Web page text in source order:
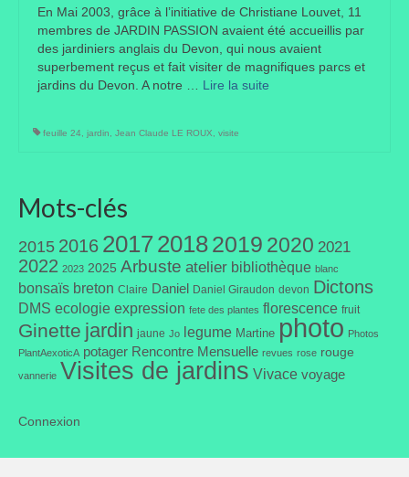
Règlement Intérieur – Statuts et cotisation JPL
2016/17
Où trouver le local de JPL ?
En Mai 2003, grâce à l’initiative de Christiane Louvet, 11
membres de JARDIN PASSION avaient été accueillis par
des jardiniers anglais du Devon, qui nous avaient
superbement reçus et fait visiter de magnifiques parcs et
jardins du Devon. A notre … Lire la suite­­
feuille 24 jardin Jean Claude LE ROUX visite
Mots-clés
2015 2016 201720182019 2020 2021
2022 2023 2025 Arbuste atelier bibliothèque blanc
bonsaïs breton Claire Daniel Daniel Giraudon devon Dictons
DMS ecologie expression fete des plantes florescence fruit
Ginette jardin jaune Jo legume Martine photo Photos
PlantAexoticA potager Rencontre Mensuelle revues rose rouge
vannerie Visites de jardins Vivace voyage
Connexion